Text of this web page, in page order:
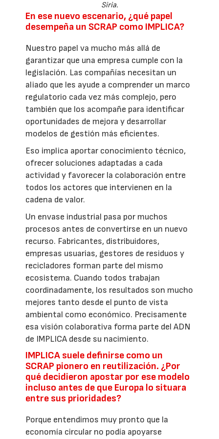
Siria.
En ese nuevo escenario, ¿qué papel
desempeña un SCRAP como IMPLICA?
Nuestro papel va mucho más allá de
garantizar que una empresa cumple con la
legislación. Las compañías necesitan un
aliado que les ayude a comprender un marco
regulatorio cada vez más complejo, pero
también que los acompañe para identificar
oportunidades de mejora y desarrollar
modelos de gestión más eficientes.
Eso implica aportar conocimiento técnico,
ofrecer soluciones adaptadas a cada
actividad y favorecer la colaboración entre
todos los actores que intervienen en la
cadena de valor.
Un envase industrial pasa por muchos
procesos antes de convertirse en un nuevo
recurso. Fabricantes, distribuidores,
empresas usuarias, gestores de residuos y
recicladores forman parte del mismo
ecosistema. Cuando todos trabajan
coordinadamente, los resultados son mucho
mejores tanto desde el punto de vista
ambiental como económico. Precisamente
esa visión colaborativa forma parte del ADN
de IMPLICA desde su nacimiento.
IMPLICA suele definirse como un
SCRAP pionero en reutilización. ¿Por
qué decidieron apostar por ese modelo
incluso antes de que Europa lo situara
entre sus prioridades?
Porque entendimos muy pronto que la
economía circular no podía apoyarse